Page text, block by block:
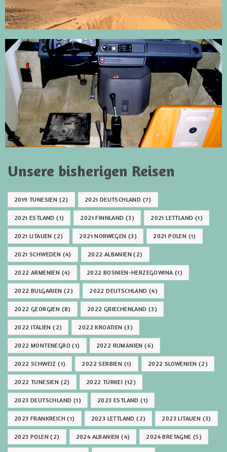
Unsere bisherigen Reisen
2019 TUNESIEN (2) 2021 DEUTSCHLAND (7)
2021 ESTLAND (1) 2021 FINNLAND (3) 2021 LETTLAND (1)
2021 LITAUEN (2) 2021 NORWEGEN (3) 2021 POLEN (1)
2021 SCHWEDEN (4) 2022 ALBANIEN (2)
2022 ARMENIEN (4) 2022 BOSNIEN-HERZEGOWINA(1)
2022 BULGARIEN (2) 2022 DEUTSCHLAND (4)
2022 GEORGIEN (8) 2022 GRIECHENLAND (3)
2022 ITALIEN (2) 2022 KROATIEN (3)
2022 MONTENEGRO (1) 2022 RUMÄNIEN (6)
2022 SCHWEIZ (1) 2022 SERBIEN (1) 2022 SLOWENIEN (2)
2022 TUNESIEN (2) 2022 TÜRKEI (12)
2023 DEUTSCHLAND (1) 2023 ESTLAND (1)
2023 FRANKREICH (1) 2023 LETTLAND (2) 2023 LITAUEN (3)
2023 POLEN (2) 2024 ALBANIEN (4) 2024 BRETAGNE (5)